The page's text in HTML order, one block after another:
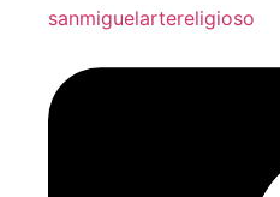
sanmiguelartereligioso